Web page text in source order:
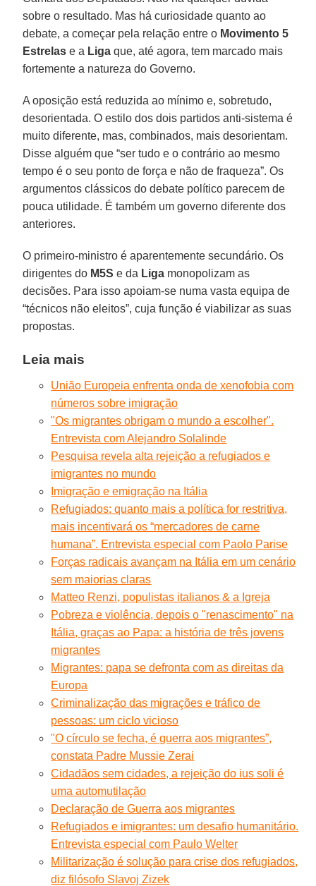
sobre o resultado. Mas há curiosidade quanto ao
debate, a começar pela relação entre o Movimento 5
Estrelas e a Liga que, até agora, tem marcado mais
fortemente a natureza do Governo.
A oposição está reduzida ao mínimo e, sobretudo,
desorientada. O estilo dos dois partidos anti-sistema é
muito diferente, mas, combinados, mais desorientam.
Disse alguém que “ser tudo e o contrário ao mesmo
tempo é o seu ponto de força e não de fraqueza”. Os
argumentos clássicos do debate político parecem de
pouca utilidade. É também um governo diferente dos
anteriores.
O primeiro-ministro é aparentemente secundário. Os
dirigentes do M5S e da Liga monopolizam as
decisões. Para isso apoiam-se numa vasta equipa de
“técnicos não eleitos”, cuja função é viabilizar as suas
propostas.
Leia mais
União Europeia enfrenta onda de xenofobia com
números sobre imigração
"Os migrantes obrigam o mundo a escolher".
Entrevista com Alejandro Solalinde
Pesquisa revela alta rejeição a refugiados e
imigrantes no mundo
Imigração e emigração na Itália
Refugiados: quanto mais a política for restritiva,
mais incentivará os “mercadores de carne
humana”. Entrevista especial com Paolo Parise
Forças radicais avançam na Itália em um cenário
sem maiorias claras
Matteo Renzi, populistas italianos & a Igreja
Pobreza e violência, depois o "renascimento" na
Itália, graças ao Papa: a história de três jovens
migrantes
Migrantes: papa se defronta com as direitas da
Europa
Criminalização das migrações e tráfico de
pessoas: um ciclo vicioso
"O círculo se fecha, é guerra aos migrantes”,
constata Padre Mussie Zerai
Cidadãos sem cidades, a rejeição do ius soli é
uma automutilação
Declaração de Guerra aos migrantes
Refugiados e imigrantes: um desafio humanitário.
Entrevista especial com Paulo Welter
Militarização é solução para crise dos refugiados,
diz filósofo Slavoj Zizek